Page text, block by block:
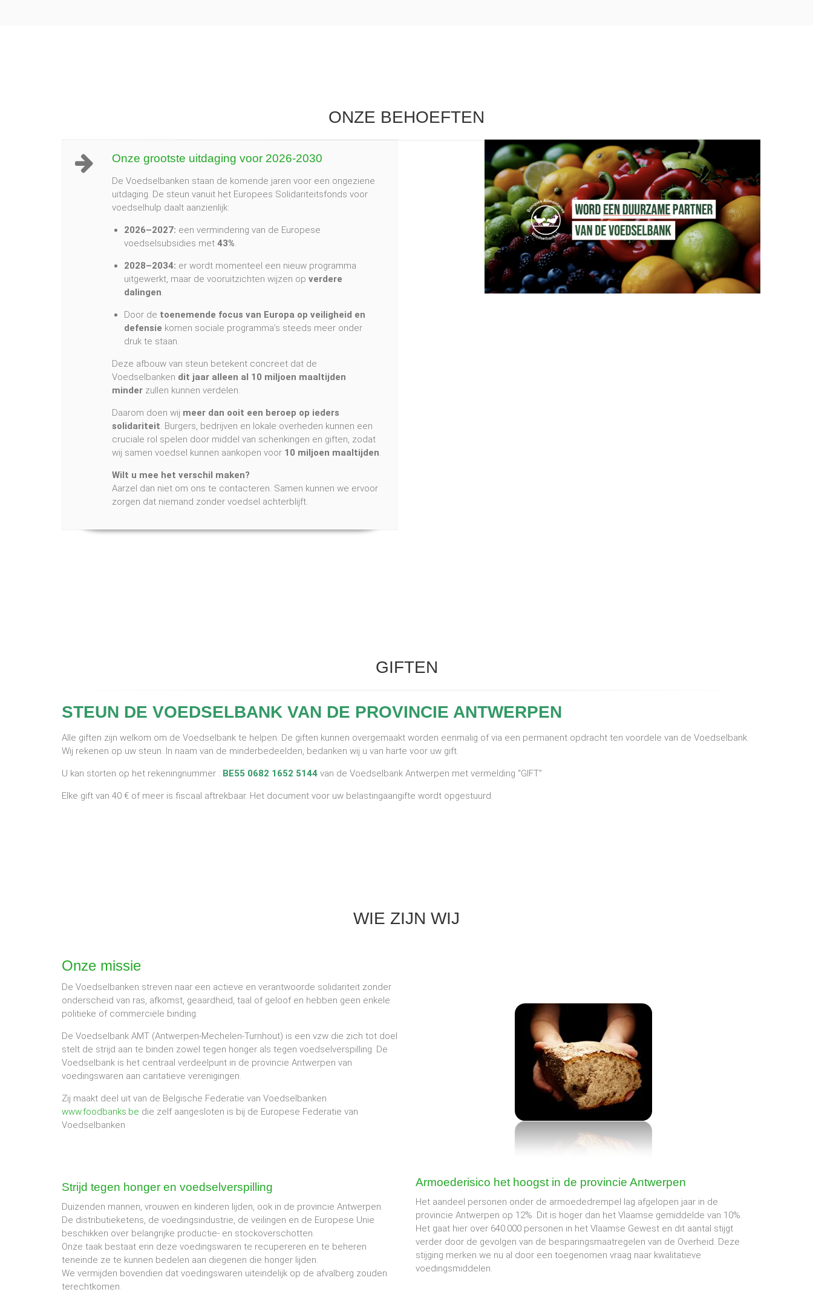
ONZE BEHOEFTEN
Onze grootste uitdaging voor 2026-2030
De Voedselbanken staan de komende jaren voor een ongeziene
uitdaging. De steun vanuit het Europees Solidariteitsfonds voor
voedselhulp daalt aanzienlijk:
2026–2027: een vermindering van de Europese
voedselsubsidies met 43%.
2028–2034: er wordt momenteel een nieuw programma
uitgewerkt, maar de vooruitzichten wijzen op verdere
dalingen.
Door de toenemende focus van Europa op veiligheid en
defensie komen sociale programma’s steeds meer onder
druk te staan.
Deze afbouw van steun betekent concreet dat de
Voedselbanken dit jaar alleen al 10 miljoen maaltijden
minder zullen kunnen verdelen.
Daarom doen wij meer dan ooit een beroep op ieders
solidariteit. Burgers, bedrijven en lokale overheden kunnen een
cruciale rol spelen door middel van schenkingen en giften, zodat
wij samen voedsel kunnen aankopen voor 10 miljoen maaltijden.
Wilt u mee het verschil maken?
Aarzel dan niet om ons te contacteren. Samen kunnen we ervoor
zorgen dat niemand zonder voedsel achterblijft.
GIFTEN
STEUN DE VOEDSELBANK VAN DE PROVINCIE ANTWERPEN
Alle giften zijn welkom om de Voedselbank te helpen. De giften kunnen overgemaakt worden eenmalig of via een permanent opdracht ten voordele van de Voedselbank.
Wij rekenen op uw steun. In naam van de minderbedeelden, bedanken wij u van harte voor uw gift.
U kan storten op het rekeningnummer : BE55 0682 1652 5144 van de Voedselbank Antwerpen met vermelding “GIFT”
Elke gift van 40 € of meer is fiscaal aftrekbaar. Het document voor uw belastingaangifte wordt opgestuurd.
WIE ZIJN WIJ
Onze missie
De Voedselbanken streven naar een actieve en verantwoorde solidariteit zonder
onderscheid van ras, afkomst, geaardheid, taal of geloof en hebben geen enkele
politieke of commerciële binding.
De Voedselbank AMT (Antwerpen-Mechelen-Turnhout) is een vzw die zich tot doel
stelt de strijd aan te binden zowel tegen honger als tegen voedselverspilling. De
Voedselbank is het centraal verdeelpunt in de provincie Antwerpen van
voedingswaren aan caritatieve verenigingen.
Zij maakt deel uit van de Belgische Federatie van Voedselbanken
www.foodbanks.be die zelf aangesloten is bij de Europese Federatie van
Voedselbanken
Strijd tegen honger en voedselverspilling
Duizenden mannen, vrouwen en kinderen lijden, ook in de provincie Antwerpen.
De distributieketens, de voedingsindustrie, de veilingen en de Europese Unie
beschikken over belangrijke productie- en stockoverschotten.
Onze taak bestaat erin deze voedingswaren te recupereren en te beheren
teneinde ze te kunnen bedelen aan diegenen die honger lijden.
We vermijden bovendien dat voedingswaren uiteindelijk op de afvalberg zouden
terechtkomen.
Armoederisico het hoogst in de provincie Antwerpen
Het aandeel personen onder de armoededrempel lag afgelopen jaar in de
provincie Antwerpen op 12%. Dit is hoger dan het Vlaamse gemiddelde van 10%.
Het gaat hier over 640.000 personen in het Vlaamse Gewest en dit aantal stijgt
verder door de gevolgen van de besparingsmaatregelen van de Overheid. Deze
stijging merken we nu al door een toegenomen vraag naar kwalitatieve
voedingsmiddelen.